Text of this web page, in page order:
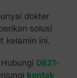
dokter
solusi
kelamin ini.
0821-
kontak